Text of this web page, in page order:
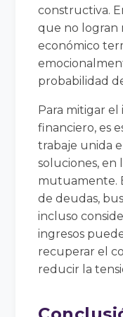
constructiva.
que no logran
económico
probabilidad
Para mitigar
financiero, es
trabaje unida
soluciones, en
mutuamente.
de deudas,
incluso
ingresos
recuperar el
reducir la